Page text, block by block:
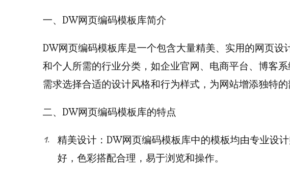
一、DW网页编码模板库简介
DW网页编码模板库是一个包含大量精美、实用的网页
和个人所需的行业分类，如企业官网、电商平台、博客
需求选择合适的设计风格和行为样式，为网站增添独特的
二、DW网页编码模板库的特点
精美设计：DW网页编码模板库中的模板均由专业设
好，色彩搭配合理，易于浏览和操作。